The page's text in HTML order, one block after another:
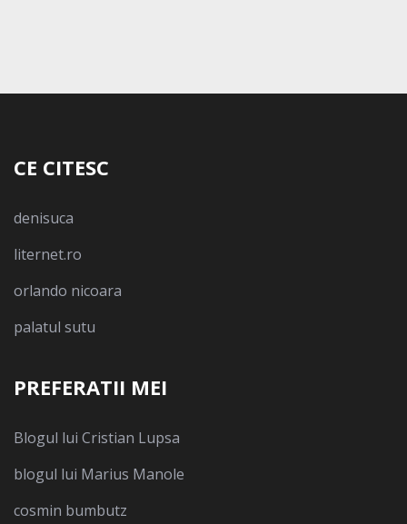
CE CITESC
denisuca
liternet.ro
orlando nicoara
palatul sutu
PREFERATII MEI
Blogul lui Cristian Lupsa
blogul lui Marius Manole
cosmin bumbutz